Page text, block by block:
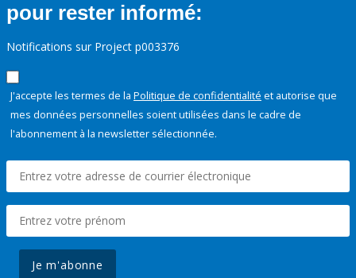
pour rester informé:
Notifications sur Project p003376
J'accepte les termes de la Politique de confidentialité et autorise que
mes données personnelles soient utilisées dans le cadre de
l'abonnement à la newsletter sélectionnée.
Je m'abonne